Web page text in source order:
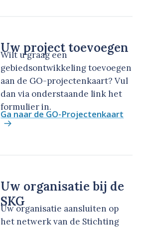
Uw project toevoegen
Wilt u graag een
gebiedsontwikkeling toevoegen
aan de GO-projectenkaart? Vul
dan via onderstaande link het
formulier in.
Ga naar de GO-Projectenkaart
Uw organisatie bij de
SKG
Uw organisatie aansluiten op
het netwerk van de Stichting